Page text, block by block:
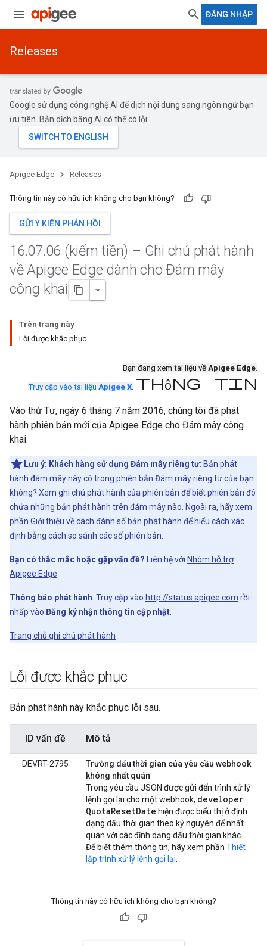
ĐĂNG NHẬP
Releases
Google sử dụng công nghệ AI để dịch nội dung sang ngôn ngữ bạn
ưu tiên. Bản dịch bằng AI có thể có lỗi.
Apigee Edge Releases
Thông tin này có hữu ích không cho bạn không?
GỬI Ý KIẾN PHẢN HỒI
16.07.06 (kiếm tiền) – Ghi chú phát hành
về Apigee Edge dành cho Đám mây
công khai
Trên trang này
Lỗi được khắc phục
Bạn đang xem tài liệu về Apigee Edge.
Truy cập vào tài liệu Apigee X. Thông tin
Vào thứ Tư, ngày 6 tháng 7 năm 2016, chúng tôi đã phát
hành phiên bản mới của Apigee Edge cho Đám mây công
khai.
Lưu ý: Khách hàng sử dụng Đám mây riêng tư: Bản phát
hành đám mây này có trong phiên bản Đám mây riêng tư của bạn
không? Xem ghi chú phát hành của phiên bản để biết phiên bản đó
chứa những bản phát hành trên đám mây nào. Ngoài ra, hãy xem
phần Giới thiệu về cách đánh số bản phát hành để hiểu cách xác
định bằng cách so sánh các số phiên bản.
Bạn có thắc mắc hoặc gặp vấn đề? Liên hệ với Nhóm hỗ trợ
Apigee Edge
Thông báo phát hành: Truy cập vào http://status.apigee.com rồi
nhấp vào Đăng ký nhận thông tin cập nhật
Trang chủ ghi chú phát hành
Lỗi được khắc phục
Bản phát hành này khắc phục lỗi sau.
ID vấn đề Mô tả
DEVRT-2795
Trường dấu thời gian của yêu cầu webhook
không nhất quán
Trong yêu cầu JSON được gửi đến trình xử lý
lệnh gọi lại cho một webhook, developer
QuotaResetDate hiện được biểu thị ở định
dạng dấu thời gian theo kỷ nguyên để nhất
quán với các định dạng dấu thời gian khác.
Để biết thêm thông tin, hãy xem phần Thiết
lập trình xử lý lệnh gọi lại
Thông tin này có hữu ích không cho bạn không?